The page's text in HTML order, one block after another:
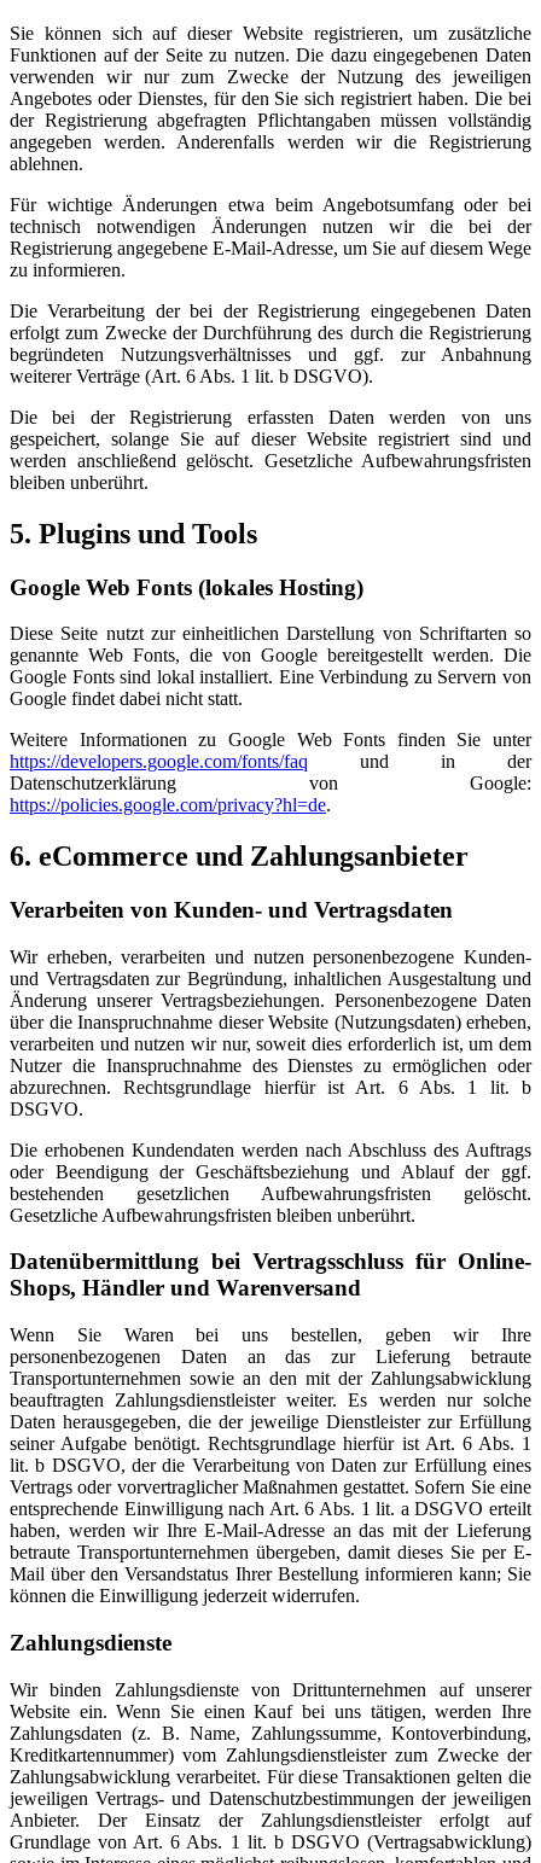
Sie können sich auf dieser Website registrieren, um zusätzliche
Funktionen auf der Seite zu nutzen. Die dazu eingegebenen Daten
verwenden wir nur zum Zwecke der Nutzung des jeweiligen
Angebotes oder Dienstes, für den Sie sich registriert haben. Die bei
der Registrierung abgefragten Pflichtangaben müssen vollständig
angegeben werden. Anderenfalls werden wir die Registrierung
ablehnen.
Für wichtige Änderungen etwa beim Angebotsumfang oder bei
technisch notwendigen Änderungen nutzen wir die bei der
Registrierung angegebene E-Mail-Adresse, um Sie auf diesem Wege
zu informieren.
Die Verarbeitung der bei der Registrierung eingegebenen Daten
erfolgt zum Zwecke der Durchführung des durch die Registrierung
begründeten Nutzungsverhältnisses und ggf. zur Anbahnung
weiterer Verträge (Art. 6 Abs. 1 lit. b DSGVO).
Die bei der Registrierung erfassten Daten werden von uns
gespeichert, solange Sie auf dieser Website registriert sind und
werden anschließend gelöscht. Gesetzliche Aufbewahrungsfristen
bleiben unberührt.
5. Plugins und Tools
Google Web Fonts (lokales Hosting)
Diese Seite nutzt zur einheitlichen Darstellung von Schriftarten so
genannte Web Fonts, die von Google bereitgestellt werden. Die
Google Fonts sind lokal installiert. Eine Verbindung zu Servern von
Google findet dabei nicht statt.
Weitere Informationen zu Google Web Fonts finden Sie unter
https://developers.google.com/fonts/faq und in der
Datenschutzerklärung von Google:
https://policies.google.com/privacy?hl=de.
6. eCommerce und Zahlungs­anbieter
Verarbeiten von Kunden- und Vertragsdaten
Wir erheben, verarbeiten und nutzen personenbezogene Kunden-
und Vertragsdaten zur Begründung, inhaltlichen Ausgestaltung und
Änderung unserer Vertragsbeziehungen. Personenbezogene Daten
über die Inanspruchnahme dieser Website (Nutzungsdaten) erheben,
verarbeiten und nutzen wir nur, soweit dies erforderlich ist, um dem
Nutzer die Inanspruchnahme des Dienstes zu ermöglichen oder
abzurechnen. Rechtsgrundlage hierfür ist Art. 6 Abs. 1 lit. b
DSGVO.
Die erhobenen Kundendaten werden nach Abschluss des Auftrags
oder Beendigung der Geschäftsbeziehung und Ablauf der ggf.
bestehenden gesetzlichen Aufbewahrungsfristen gelöscht.
Gesetzliche Aufbewahrungsfristen bleiben unberührt.
Daten­übermittlung bei Vertragsschluss für Online-
Shops, Händler und Warenversand
Wenn Sie Waren bei uns bestellen, geben wir Ihre
personenbezogenen Daten an das zur Lieferung betraute
Transportunternehmen sowie an den mit der Zahlungsabwicklung
beauftragten Zahlungsdienstleister weiter. Es werden nur solche
Daten herausgegeben, die der jeweilige Dienstleister zur Erfüllung
seiner Aufgabe benötigt. Rechtsgrundlage hierfür ist Art. 6 Abs. 1
lit. b DSGVO, der die Verarbeitung von Daten zur Erfüllung eines
Vertrags oder vorvertraglicher Maßnahmen gestattet. Sofern Sie eine
entsprechende Einwilligung nach Art. 6 Abs. 1 lit. a DSGVO erteilt
haben, werden wir Ihre E-Mail-Adresse an das mit der Lieferung
betraute Transportunternehmen übergeben, damit dieses Sie per E-
Mail über den Versandstatus Ihrer Bestellung informieren kann; Sie
können die Einwilligung jederzeit widerrufen.
Zahlungsdienste
Wir binden Zahlungsdienste von Drittunternehmen auf unserer
Website ein. Wenn Sie einen Kauf bei uns tätigen, werden Ihre
Zahlungsdaten (z. B. Name, Zahlungssumme, Kontoverbindung,
Kreditkartennummer) vom Zahlungsdienstleister zum Zwecke der
Zahlungsabwicklung verarbeitet. Für diese Transaktionen gelten die
jeweiligen Vertrags- und Datenschutzbestimmungen der jeweiligen
Anbieter. Der Einsatz der Zahlungsdienstleister erfolgt auf
Grundlage von Art. 6 Abs. 1 lit. b DSGVO (Vertragsabwicklung)